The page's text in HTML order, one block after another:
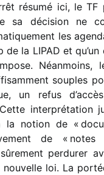
résumé ici, le TF
sa déci­sion ne
les
de la LIPAD et qu’un
Néanmoins,
souples
un refus
inter­pré­ta­tion
la notion de «
de « notes
perdu­rer
loi. La